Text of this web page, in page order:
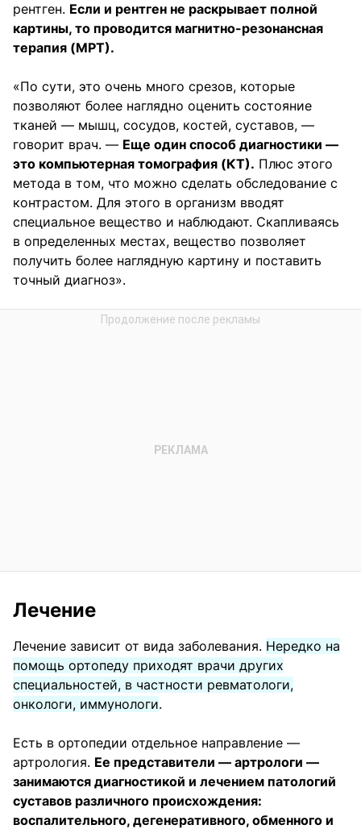
рентген. Если и рентген не раскрывает полной
картины, то проводится магнитно-резонансная
терапия (МРТ).
«По сути, это очень много срезов, которые
позволяют более наглядно оценить состояние
тканей — мышц, сосудов, костей, суставов, —
говорит врач. — Еще один способ диагностики —
это компьютерная томография (КТ). Плюс этого
метода в том, что можно сделать обследование с
контрастом. Для этого в организм вводят
специальное вещество и наблюдают. Скапливаясь
в определенных местах, вещество позволяет
получить более наглядную картину и поставить
точный диагноз».
Лечение
Лечение зависит от вида заболевания. Нередко на
помощь ортопеду приходят врачи других
специальностей, в частности ревматологи,
онкологи, иммунологи.
Есть в ортопедии отдельное направление —
артрология. Ее представители — артрологи —
занимаются диагностикой и лечением патологий
суставов различного происхождения:
воспалительного, дегенеративного, обменного и